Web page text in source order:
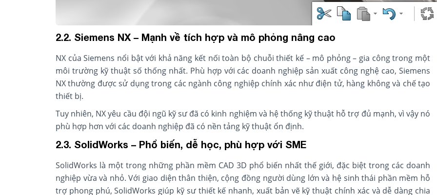
2.2. Siemens NX – Mạnh về tích hợp và mô phỏng nâng cao
NX của Siemens nổi bật với khả năng kết nối toàn bộ chuỗi thiết kế – mô phỏng – gia công trong một
môi trường kỹ thuật số thống nhất. Phù hợp với các doanh nghiệp sản xuất công nghệ cao, Siemens
NX thường được sử dụng trong các ngành công nghiệp chính xác như điện tử, hàng không và chế tạo
thiết bị.
Tuy nhiên, NX yêu cầu đội ngũ kỹ sư đã có kinh nghiệm và hệ thống kỹ thuật hỗ trợ đủ mạnh, vì vậy nó
phù hợp hơn với các doanh nghiệp đã có nền tảng kỹ thuật ổn định.
2.3. SolidWorks – Phổ biến, dễ học, phù hợp với SME
SolidWorks là một trong những phần mềm CAD 3D phổ biến nhất thế giới, đặc biệt trong các doanh
nghiệp vừa và nhỏ. Với giao diện thân thiện, cộng đồng người dùng lớn và hệ sinh thái phần mềm hỗ
trợ phong phú, SolidWorks giúp kỹ sư thiết kế nhanh, xuất bản vẽ kỹ thuật chính xác và dễ dàng chia